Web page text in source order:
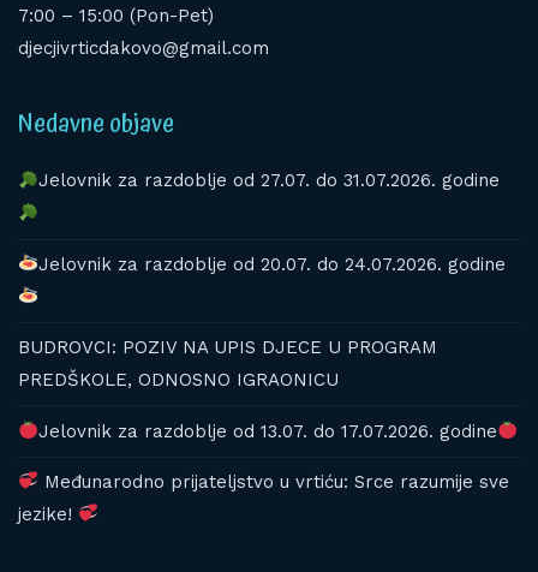
7:00 – 15:00 (Pon-Pet)
djecjivrticdakovo@gmail.com
Nedavne objave
Jelovnik za razdoblje od 27.07. do 31.07.2026. godine
Jelovnik za razdoblje od 20.07. do 24.07.2026. godine
BUDROVCI: POZIV NA UPIS DJECE U PROGRAM
PREDŠKOLE, ODNOSNO IGRAONICU
Jelovnik za razdoblje od 13.07. do 17.07.2026. godine
Međunarodno prijateljstvo u vrtiću: Srce razumije sve
jezike!